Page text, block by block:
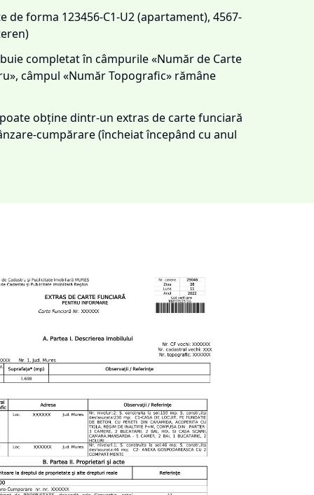
forma 123456-C1-U2 (apartament), 4567-
completat în câmpurile «Număr de Carte
câmpul «Număr Topografic» rămâne
obține dintr-un extras de carte funciară
cumpărare (încheiat începând cu anul